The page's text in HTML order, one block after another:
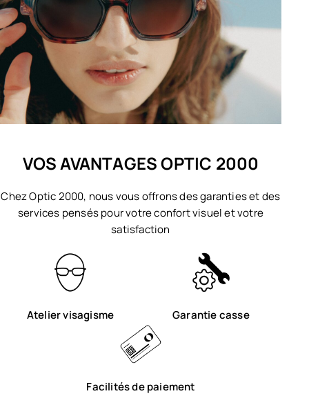
VOS AVANTAGES OPTIC 2000
Chez Optic 2000, nous vous offrons des garanties et des
services pensés pour votre confort visuel et votre
satisfaction
Atelier visagisme Garantie casse
Facilités de paiement